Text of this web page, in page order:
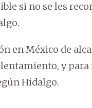
si no se les
en México de
y
Hidalgo.